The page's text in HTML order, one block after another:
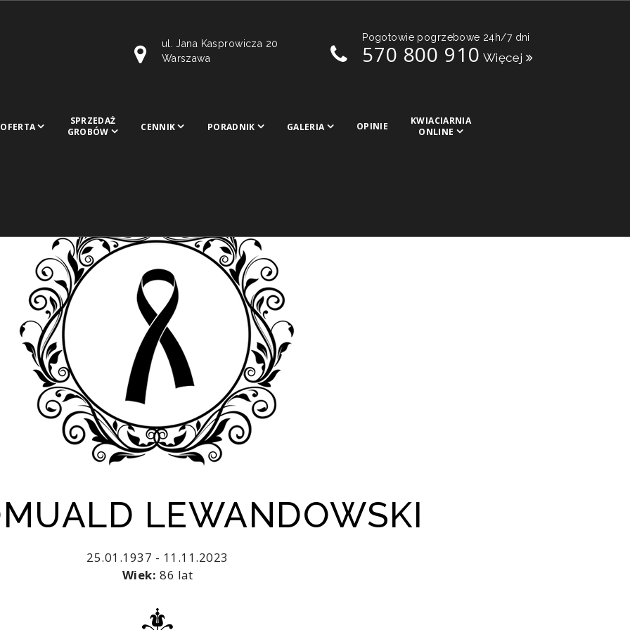
ul. Jana Kasprowicza 20
Warszawa
Pogotowie pogrzebowe 24h/7 dni
570 800 910 Więcej
OFERTA
SPRZEDAŻ
GROBÓW
CENNIK PORADNIK GALERIA OPINIE
KWIACIARNIA
ONLINE
LEWANDOWSKI
25.01.1937 - 11.11.2023
Wiek: 86 lat